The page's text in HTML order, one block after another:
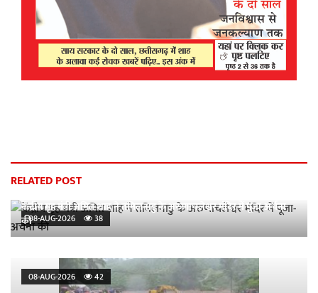
RELATED POST
08-AUG-2026 38
केंद्रीय गृह मंत्री अमित शाह ने तमिलनाडु के अरुणाचलेश्वर मंदिर में पूजा-अर्चना
की
08-AUG-2026 42